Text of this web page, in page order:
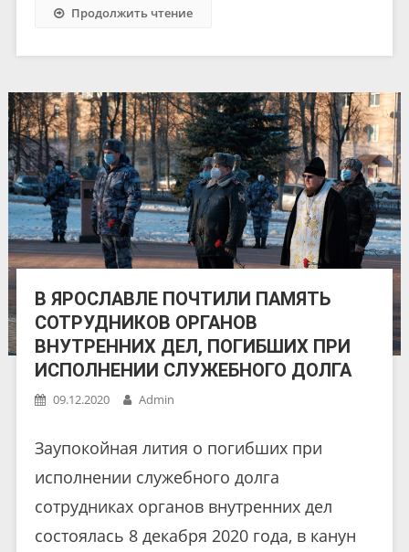
Продолжить чтение
В ЯРОСЛАВЛЕ ПОЧТИЛИ ПАМЯТЬ
СОТРУДНИКОВ ОРГАНОВ
ВНУТРЕННИХ ДЕЛ, ПОГИБШИХ ПРИ
ИСПОЛНЕНИИ СЛУЖЕБНОГО ДОЛГА
09.12.2020 Admin
Заупокойная лития о погибших при
исполнении служебного долга
сотрудниках органов внутренних дел
состоялась 8 декабря 2020 года, в канун